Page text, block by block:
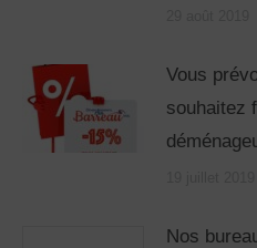
Vous
souhaitez
Nos